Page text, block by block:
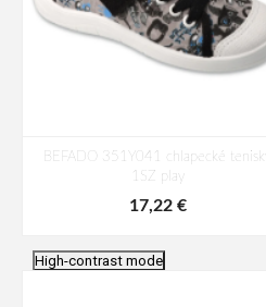
BEFADO 351Y041 chlapecké tenisky
1SZ play
17,22 €
High-contrast mode